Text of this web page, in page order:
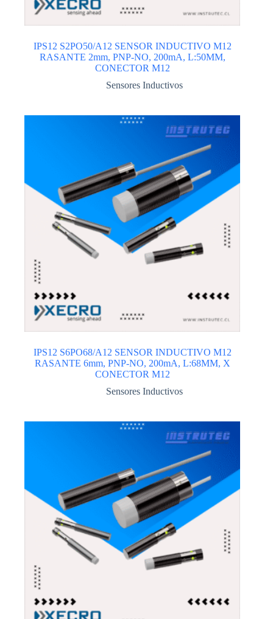
IPS12 S2PO50/A12 SENSOR INDUCTIVO M12
RASANTE 2mm, PNP-NO, 200mA, L:50MM,
CONECTOR M12
Sensores Inductivos
IPS12 S6PO68/A12 SENSOR INDUCTIVO M12
RASANTE 6mm, PNP-NO, 200mA, L:68MM, X
CONECTOR M12
Sensores Inductivos